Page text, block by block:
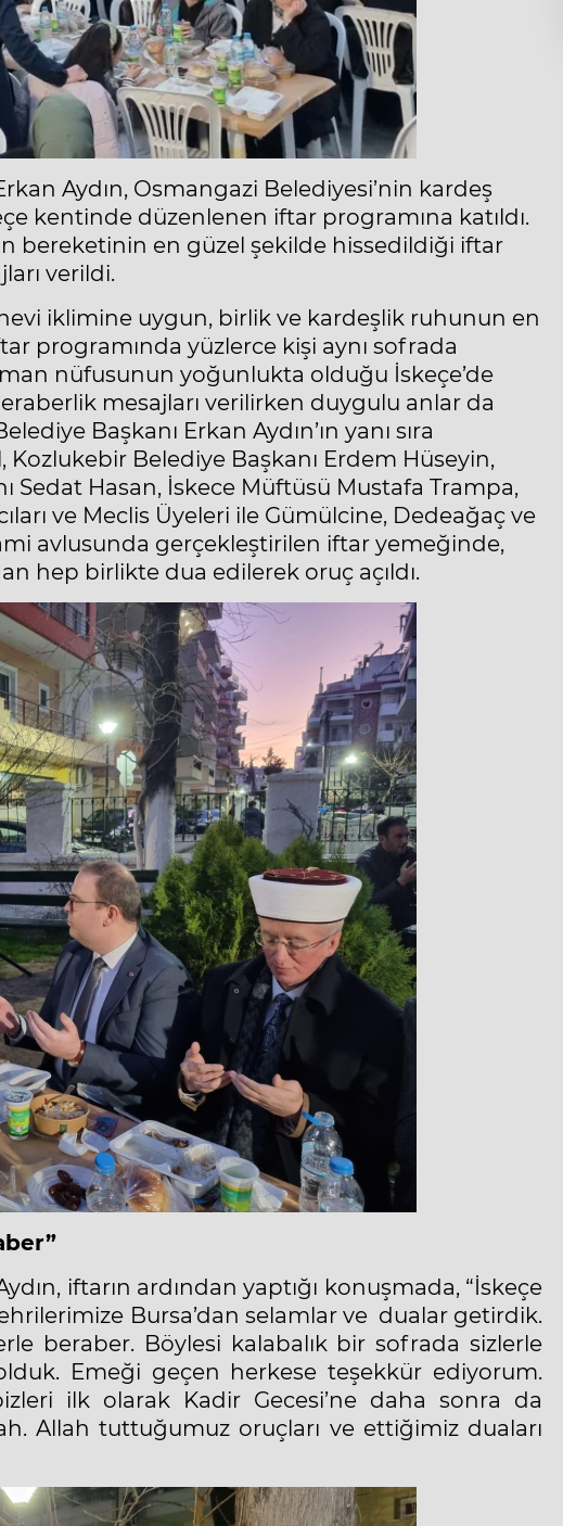
Aydın, Osmangazi Belediyesi’nin kardeş
kentinde düzenlenen iftar programına katıldı.
bereketinin en güzel şekilde hissedildiği iftar
verildi.
iklimine uygun, birlik ve kardeşlik ruhunun en
programında yüzlerce kişi aynı sofrada
nüfusunun yoğunlukta olduğu İskeçe’de
mesajları verilirken duygulu anlar da
Başkanı Erkan Aydın’ın yanı sıra
Belediye Başkanı Erdem Hüseyin,
Sedat Hasan, İskece Müftüsü Mustafa Trampa,
ve Meclis Üyeleri ile Gümülcine, Dedeağaç ve
avlusunda gerçekleştirilen iftar yemeğinde,
hep birlikte dua edilerek oruç açıldı.
iftarın ardından yaptığı konuşmada, “İskeçe
Bursa’dan selamlar ve dualar getirdik.
beraber. Böylesi kalabalık bir sofrada sizlerle
Emeği geçen herkese teşekkür ediyorum.
ilk olarak Kadir Gecesi’ne daha sonra da
Allah tuttuğumuz oruçları ve ettiğimiz duaları